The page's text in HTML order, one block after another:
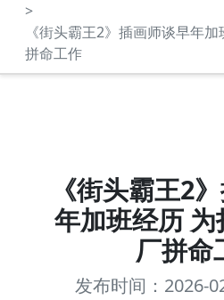
>
《街头霸王2》插画师谈早年
拼命工作
《街头霸王2
年加班经历
厂拼命
发布时间：2026-